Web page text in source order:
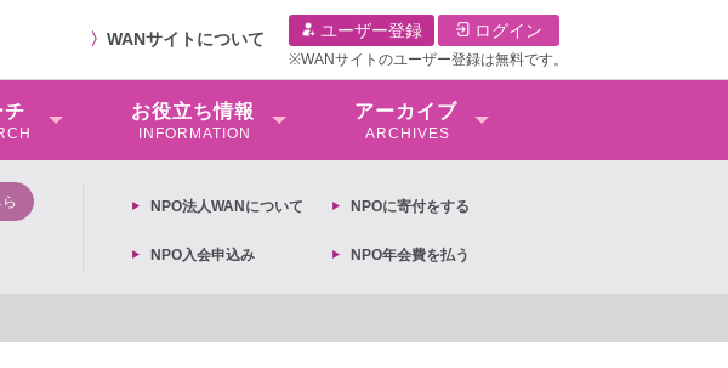
〉 WANサイトについて ユーザー登録 ログイン
※WANサイトのユーザー登録は無料です。
チ お役⽴ち情報
INFORMATION
アーカイブ
ARCHIVES
NPO法⼈WANについて NPOに寄付をする
NPO入会申込み NPO年会費を払う
日第6次男女共同参画基本計画の閣議決定への抗議文 ◆女性差別撤廃条約実現アクション 亀永能布子